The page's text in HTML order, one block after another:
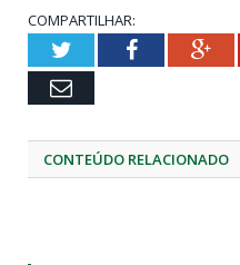
COMPARTILHAR:
TwitterFacebook
Email
CONTEÚDO RELACIONADO